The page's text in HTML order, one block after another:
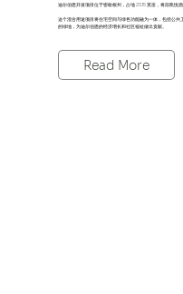
迪尔伯恩开发项目位于密歇根州，占地 23.15 英亩，将前凯悦
这个混合用途项目将住宅空间与绿色功能融为一体，包括公
的绿地，为迪尔伯恩的经济增长和社区福祉做出贡献。
Read More